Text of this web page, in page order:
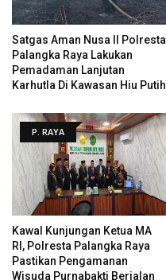
Satgas Aman Nusa II Polresta
Palangka Raya Lakukan
Pemadaman Lanjutan
Karhutla Di Kawasan Hiu Putih
P. RAYA
Kawal Kunjungan Ketua MA
RI, Polresta Palangka Raya
Pastikan Pengamanan
Wisuda Purnabakti Berjalan